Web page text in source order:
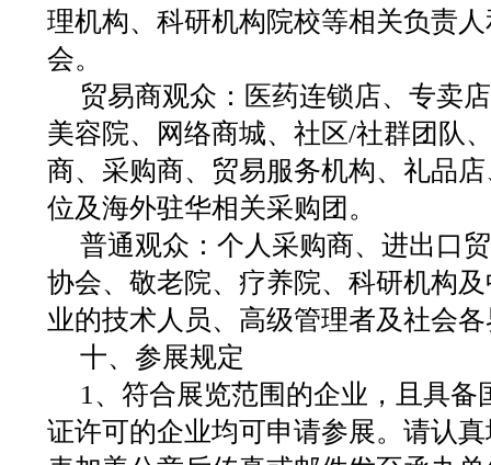
理机构、科研机构院校等相关负责
会。
贸易商观众：医药连锁店、专卖
美容院、网络商城、社区/社群团队
商、采购商、贸易服务机构、礼品
位及海外驻华相关采购团。
普通观众：个人采购商、进出口
协会、敬老院、疗养院、科研机构
业的技术人员、高级管理者及社会
十、参展规定
1、符合展览范围的企业，且具备
证许可的企业均可申请参展。请认